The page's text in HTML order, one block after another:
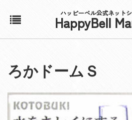
ハッピーベル公式ネット
HappyBell
アカウント
ろかドームＳ